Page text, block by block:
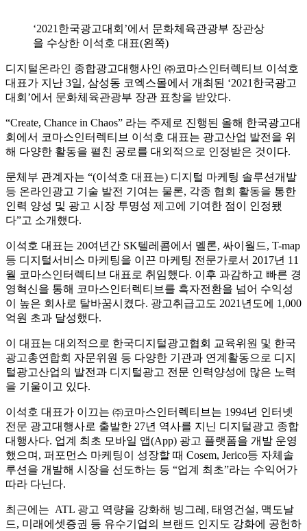
‘2021한국광고대회’에서 문화체육관광부 장관상
을 수상한 이석호 대표(왼쪽)
디지털온라인 종합광고대행사인 ㈜코마스인터렉티브 이석호
대표가 지난 3일, 삼성동 코엑스몰에서 개최된 ‘2021한국광고
대회’에서 문화체육관광부 장관 표창을 받았다.
“Create, Chance in Chaos” 라는 주제로 진행된 올해 한국광고대
회에서 코마스인터렉티브 이석호 대표는 광고산업 발전을 위
해 다양한 활동을 펼친 공로를 대외적으로 인정받은 것이다.
문체부 관계자는 “(이석호 대표는) 디지털 마케팅 솔루션개발
등 온라인광고 기술 발전 기여는 물론, 각종 협회 활동을 통한
인력 양성 및 광고 시장 투명성 제고에 기여한 점이 인정됐
다”고 소개했다.
이석호 대표는 20여년간 SK텔레콤에서 멜론, 싸이월드, T-map
등 디지털서비스 마케팅을 이끈 마케팅 전문가로서 2017년 11
월 코마스인터렉티브 대표로 취임했다. 이후 과감하고 빠른 경
영혁신을 통해 코마스인터렉티브를 흑자전환을 넘어 수익성
이 높은 회사로 탈바꿈시켰다. 광고취급고도 2021년도에 1,000
억원 초과 달성했다.
이 대표는 대외적으로 한국디지털광고협회 교육위원 및 한국
광고총연합회 자문위원 등 다양한 기관과 연계활동으로 디지
털광고산업의 발전과 디지털광고 전문 인력양성에 많은 노력
을 기울이고 있다.
이석호 대표가 이끄는 ㈜코마스인터렉티브는 1994년 인터넷
전문 광고대행사로 출발한 27년 역사를 지닌 디지털광고 종합
대행사다. 업계 최초 모바일 앱(App) 광고 플랫폼을 개발 운영
했으며, 퍼포먼스 마케팅이 성장할 때 Cosem, Jerico등 자체솔
루션을 개발해 시장을 선도하는 등 “업계 최초”라는 수익어가
따라 다닌다.
최근에는 ATL 광고 역량을 강화해 빙그레, 태영건설, 맥도날
드, 미래에셋증권 등 유수기업의 브랜드 인지도 강화에 공헌하